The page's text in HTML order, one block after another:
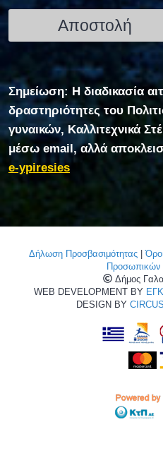
Σημείωση: Η διαδικασία
δραστηριότητες του
γυναικών, Καλλιτεχνικά
μέσω email, αλλά
e-ypiresies
Δήλωση Προσβασιμότητας |
Προσωπικών
Δήμος
WEB DEVELOPMENT BY
DESIGN BY